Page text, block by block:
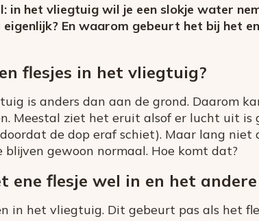
in het vliegtuig wil je een slokje water
En waarom gebeurt het bij het
flesjes in het vliegtuig?
is anders dan aan de grond. Daarom
Meestal ziet het eruit alsof er lucht uit is
de dop eraf schiet). Maar lang niet
gewoon normaal. Hoe komt dat?
ene flesje wel in en het
in het vliegtuig. Dit gebeurt pas als het